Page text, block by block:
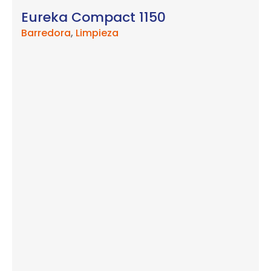
Eureka Compact 1150
Barredora, Limpieza